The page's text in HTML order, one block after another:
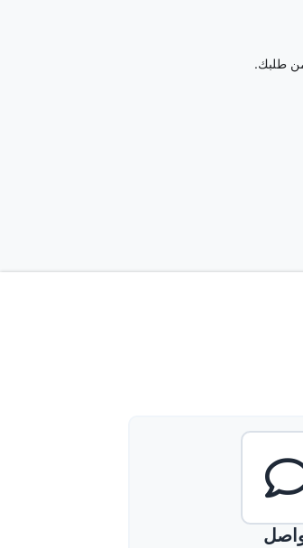
من طلبك.